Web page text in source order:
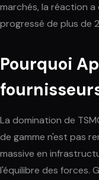
marchés, la réaction
progressé de plus de
Pourquoi
La domination de
de gamme n'est pas
massive en
l'équilibre des forces.